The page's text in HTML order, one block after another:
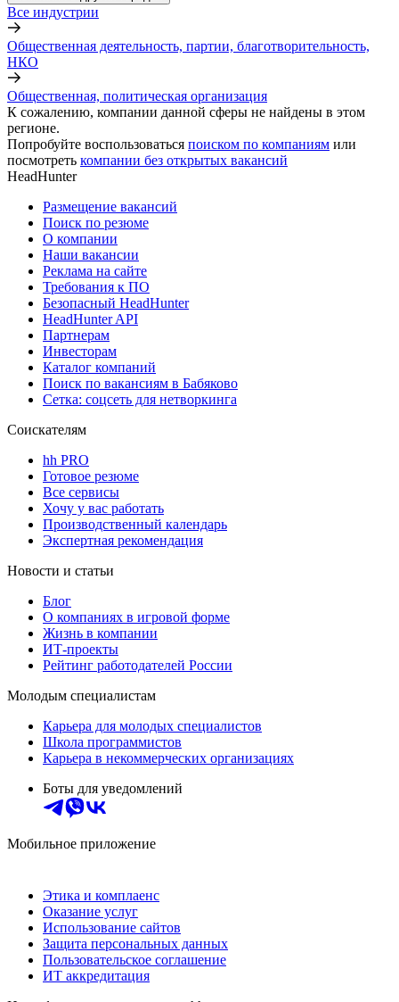
Все индустрии
Общественная деятельность, партии, благотворительность,
НКО
Общественная, политическая организация
К сожалению, компании данной сферы не найдены в этом
регионе.
Попробуйте воспользоваться поиском по компаниям или
посмотреть компании без открытых вакансий
HeadHunter
Размещение вакансий
Поиск по резюме
О компании
Наши вакансии
Реклама на сайте
Требования к ПО
Безопасный HeadHunter
HeadHunter API
Партнерам
Инвесторам
Каталог компаний
Поиск по вакансиям в Бабяково
Сетка: соцсеть для нетворкинга
Соискателям
hh PRO
Готовое резюме
Все сервисы
Хочу у вас работать
Производственный календарь
Экспертная рекомендация
Новости и статьи
Блог
О компаниях в игровой форме
Жизнь в компании
ИТ-проекты
Рейтинг работодателей России
Молодым специалистам
Карьера для молодых специалистов
Школа программистов
Карьера в некоммерческих организациях
Боты для уведомлений
Мобильное приложение
Этика и комплаенс
Оказание услуг
Использование сайтов
Защита персональных данных
Пользовательское соглашение
ИТ аккредитация